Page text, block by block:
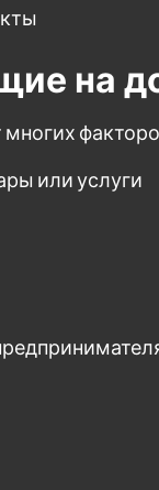
на
или услуги